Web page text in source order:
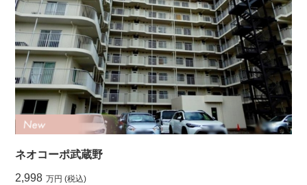
ネオコーポ武蔵野
2,998 万円 (税込)